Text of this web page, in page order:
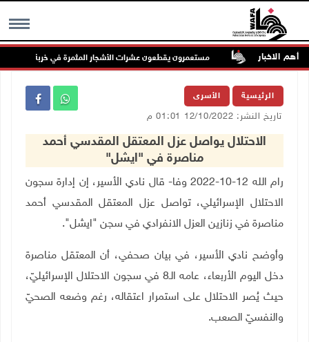
MENU أهم الاخبار
الأقصى مستعمرون يقطعون عشرات الأشجار المثمرة في خربة فراسين غرب
الرئيسية الأسرى
تاريخ النشر: 12/10/2022 01:01 م
الاحتلال يواصل عزل المعتقل المقدسي أحمد
مناصرة في "ايشل"
رام الله 12-10-2022 وفا- قال نادي الأسير، إن إدارة سجون
الاحتلال الإسرائيلي، تواصل عزل المعتقل المقدسي أحمد
مناصرة في زنازين العزل الانفرادي في سجن "ايشل".
وأوضح نادي الأسير، في بيان صحفي، أن المعتقل مناصرة
دخل اليوم الأربعاء، عامه الـ8 في سجون الاحتلال الإسرائيليّ،
حيث يُصر الاحتلال على استمرار اعتقاله، رغم وضعه الصحيّ
والنفسيّ الصعب.